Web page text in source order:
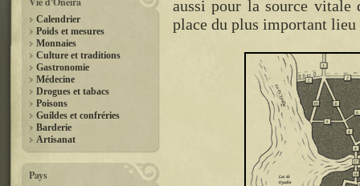
Calendrier
Poids et mesures
Monnaies
Culture et traditions
Gastronomie
Médecine
Drogues et tabacs
Poisons
Guildes et confréries
Barderie
Artisanat
Pays
aussi pour la source
place du plus important